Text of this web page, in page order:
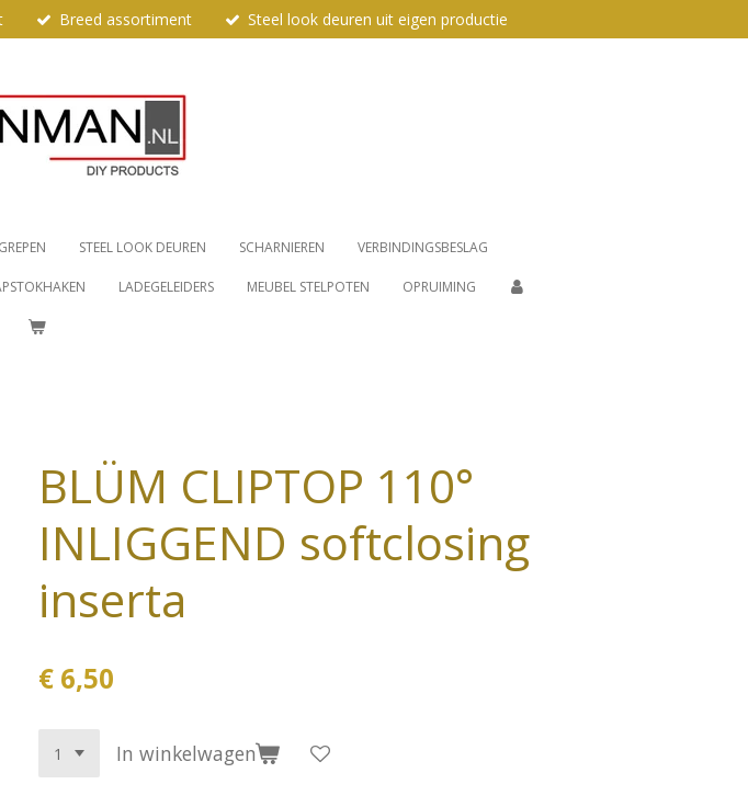
Breed assortiment Steel look deuren uit eigen productie
STEEL LOOK DEUREN SCHARNIEREN VERBINDINGSBESLAG
LADEGELEIDERS MEUBEL STELPOTEN OPRUIMING
BLÜM CLIPTOP 110°
INLIGGEND softclosing
inserta
€ 6,50
In winkelwagen